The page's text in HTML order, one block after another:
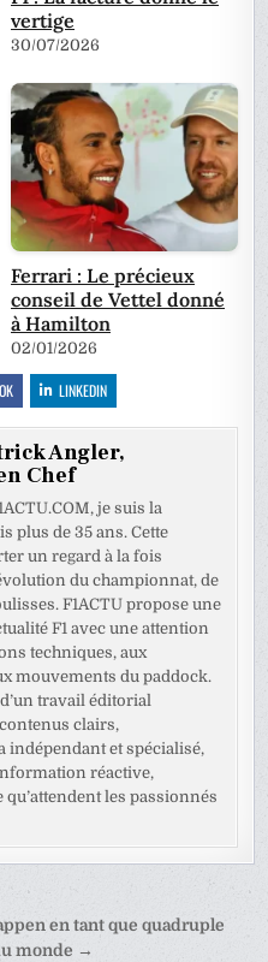
vertige
30/07/2026
Ferrari : Le précieux
conseil de Vettel donné
à Hamilton
02/01/2026
LINKEDIN
Angler,
Chef
je suis la
plus de 35 ans. Cette
un regard à la fois
du championnat, de
F1ACTU propose une
F1 avec une attention
techniques, aux
mouvements du paddock.
travail éditorial
clairs,
indépendant et spécialisé,
réactive,
qu’attendent les passionnés
en tant que quadruple
monde →